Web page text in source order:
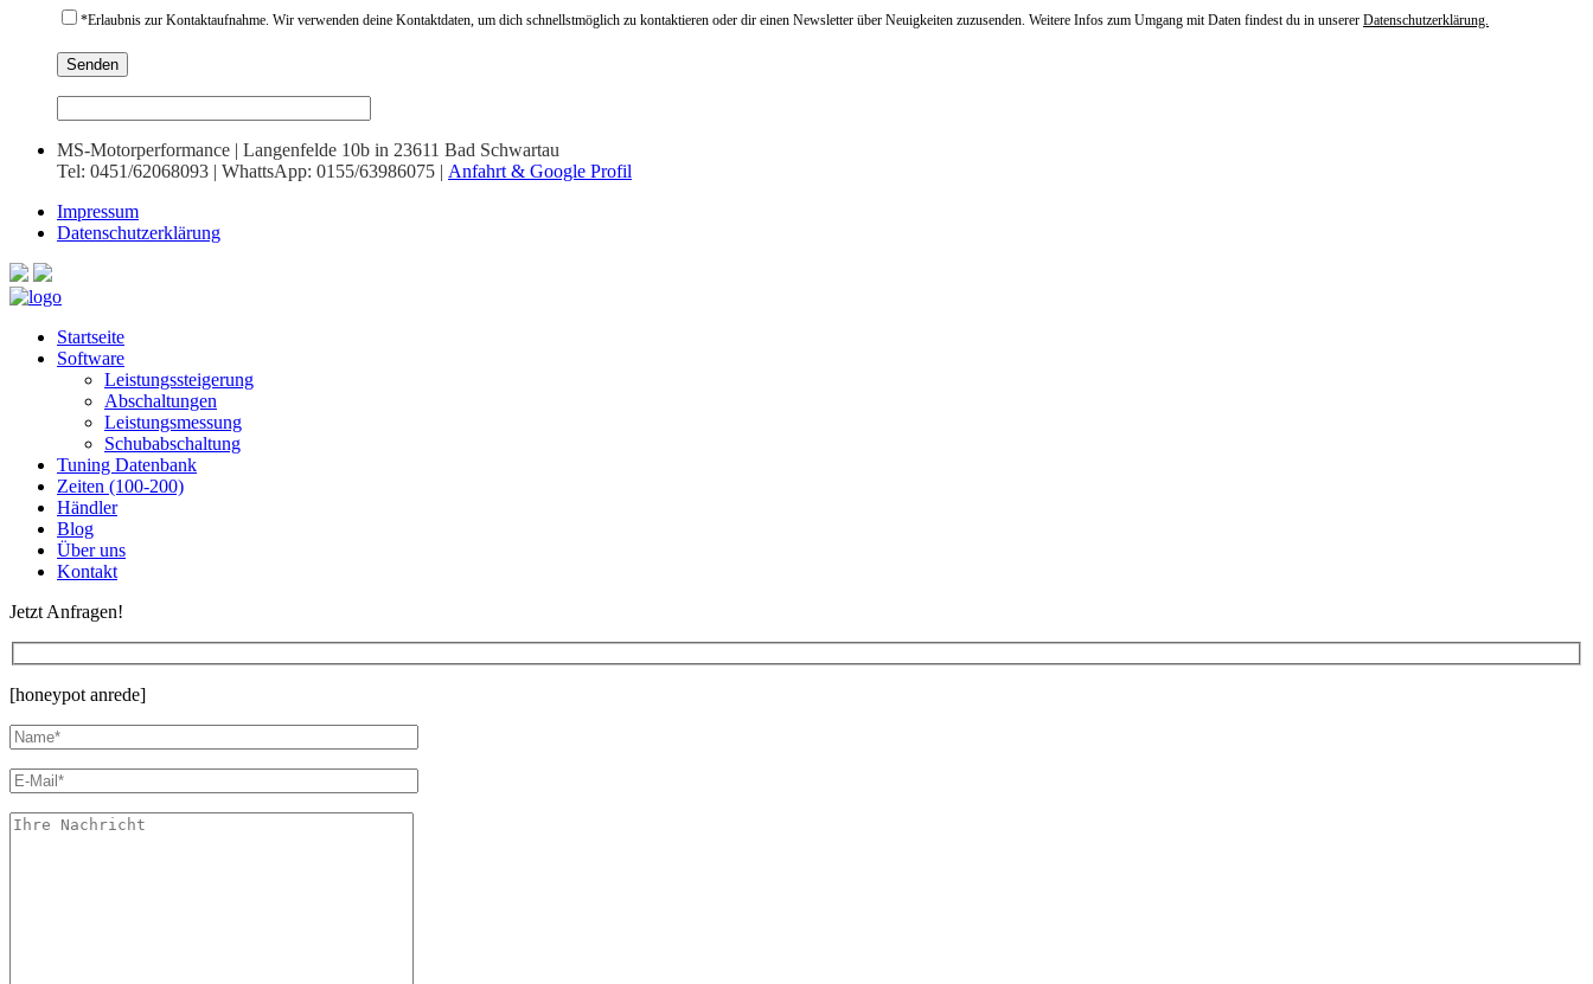
*Erlaubnis zur Kontaktaufnahme. Wir verwenden deine Kontaktdaten, um dich schnellstmöglich zu kontaktieren oder dir einen Newsletter über Neuigkeiten zuzusenden. Weitere Infos zum Umgang mit Daten findest du in unserer Datenschutzerklärung.
MS-Motorperformance | Langenfelde 10b in 23611 Bad Schwartau
Tel: 0451/62068093 | WhattsApp: 0155/63986075 | Anfahrt & Google Profil
Impressum
Datenschutzerklärung
Startseite
Software
Leistungssteigerung
Abschaltungen
Leistungsmessung
Schubabschaltung
Tuning Datenbank
Zeiten (100-200)
Händler
Blog
Über uns
Kontakt
Jetzt Anfragen!
[honeypot anrede]